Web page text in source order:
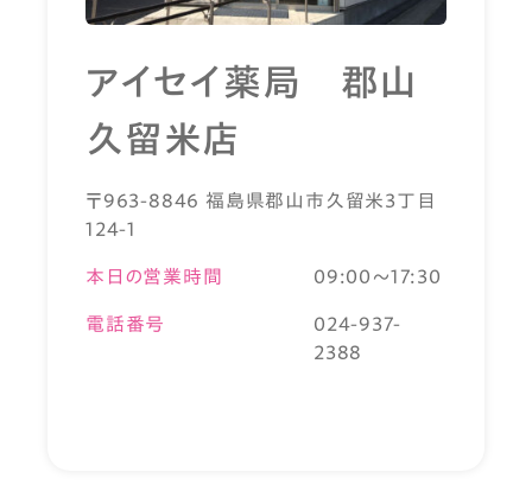
アイセイ薬局 郡山
久留米店
〒963-8846 福島県郡山市久留米3丁目
124-1
本日の営業時間 09:00～17:30
電話番号
024-937-
2388